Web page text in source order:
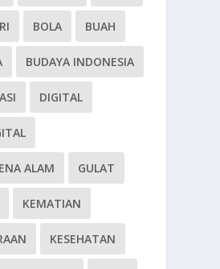
BOLA BUAH
BUDAYA INDONESIA
DIGITAL
ALAM GULAT
KEMATIAN
KESEHATAN